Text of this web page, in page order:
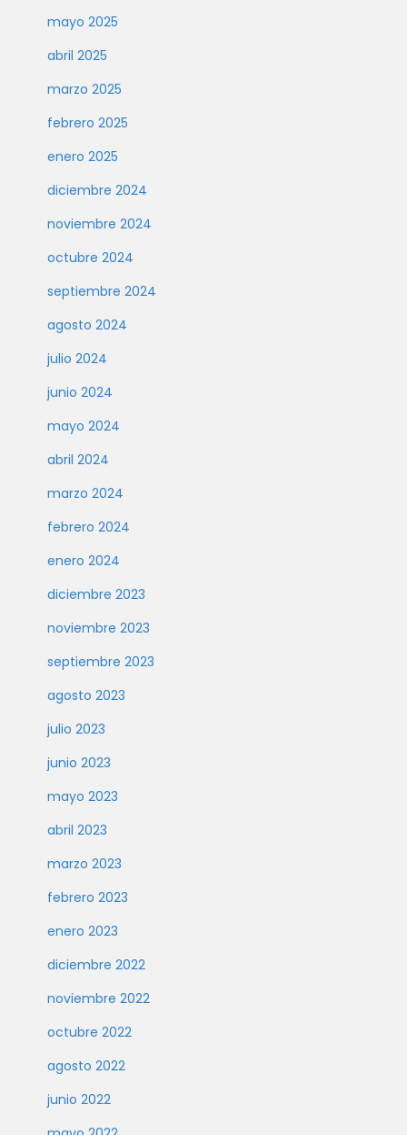
mayo 2025
abril 2025
marzo 2025
febrero 2025
enero 2025
diciembre 2024
noviembre 2024
octubre 2024
septiembre 2024
agosto 2024
julio 2024
junio 2024
mayo 2024
abril 2024
marzo 2024
febrero 2024
enero 2024
diciembre 2023
noviembre 2023
septiembre 2023
agosto 2023
julio 2023
junio 2023
mayo 2023
abril 2023
marzo 2023
febrero 2023
enero 2023
diciembre 2022
noviembre 2022
octubre 2022
agosto 2022
junio 2022